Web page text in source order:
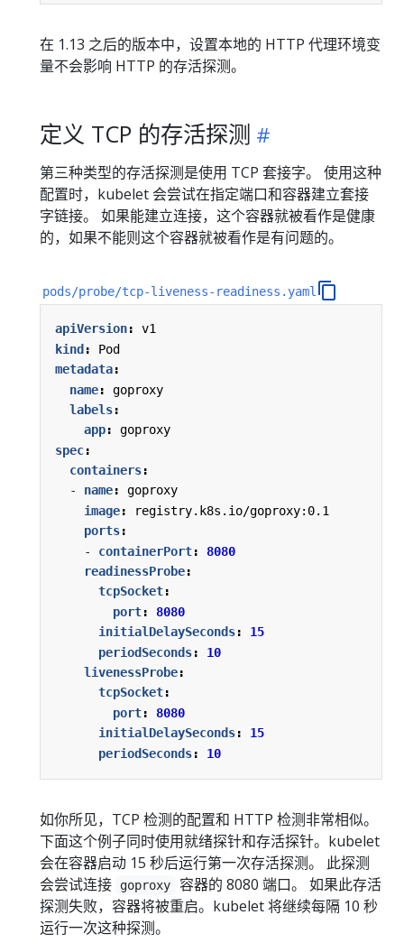
在 1.13 之后的版本中，设置本地的 HTTP 代理环境变
量不会影响 HTTP 的存活探测。
定义 TCP 的存活探测
第三种类型的存活探测是使用 TCP 套接字。 使用这种
配置时，kubelet 会尝试在指定端口和容器建立套接
字链接。 如果能建立连接，这个容器就被看作是健康
的，如果不能则这个容器就被看作是有问题的。
pods/probe/tcp-liveness-readiness.yaml
apiVersion:
v1
kind :
Pod
metadata:
name:
goproxy
labels:
app:
goproxy
spec:
containers:
- name:
goproxy
image:
registry.k8s.io/goproxy:0.1
ports:
- containerPort:
8080
readinessProbe:
tcpSocket:
port:
8080
initialDelaySeconds:
15
periodSeconds:
10
livenessProbe:
tcpSocket:
port:
8080
initialDelaySeconds:
15
periodSeconds: 10
如你所见，TCP 检测的配置和 HTTP 检测非常相似。
下面这个例子同时使用就绪探针和存活探针。kubelet
会在容器启动 15 秒后运行第一次存活探测。 此探测
会尝试连接
goproxy
容器的 8080 端口。 如果此存活
探测失败，容器将被重启。kubelet 将继续每隔 10 秒
运行一次这种探测。